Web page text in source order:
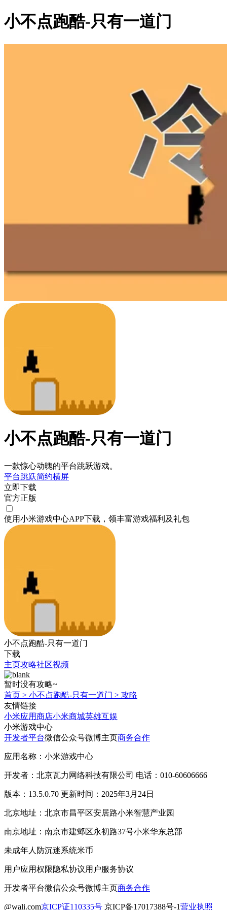
小不点跑酷-只有一道门
小不点跑酷-只有一道门
一款惊心动魄的平台跳跃游戏。
平台跳跃简约横屏
立即下载
官方正版
使用小米游戏中心APP下载 ，领丰富游戏福利 及礼包
小不点跑酷-只有一道门
下载
主页攻略社区视频
暂时没有攻略~
首页 > 小不点跑酷-只有一道门 > 攻略
友情链接
小米应用商店小米商城英雄互娱
小米游戏中心
开发者平台微信公众号微博主页商务合作
应用名称：小米游戏中心
开发者：北京瓦力网络科技有限公司 电话：010-60606666
版本：13.5.0.70 更新时间：2025年3月24日
北京地址：北京市昌平区安居路小米智慧产业园
南京地址：南京市建邺区永初路37号小米华东总部
未成年人防沉迷系统米币
用户应用权限隐私协议用户服务协议
开发者平台微信公众号微博主页商务合作
@wali.com京ICP证110335号 京ICP备17017388号-1营业执照